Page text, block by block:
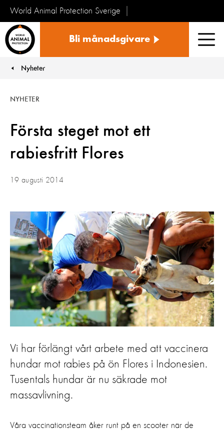
World Animal Protection Sverige
Bli månadsgivare
You are here:
Nyheter
Första steget mot ett
rabiesfritt Flores
NYHETER
19 augusti 2014
Vi har förlängt vårt arbete med att vaccinera
hundar mot rabies på ön Flores i Indonesien.
Tusentals hundar är nu säkrade mot
massavlivning.
Våra vaccinationsteam åker runt på en scooter när de